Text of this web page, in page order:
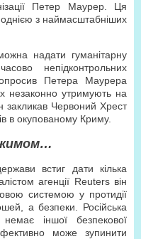
Петер Маурер. Ця
з наймасштабніших
надати гуманітарну
непідконтрольних
Петера Маурера
незаконно утримують на
закликав Червоний Хрест
в окупованому Криму.
встиг дати кілька
агенції Reuters він
системою у протидії
а безпеки. Російська
іншої безпекової
може зупинити